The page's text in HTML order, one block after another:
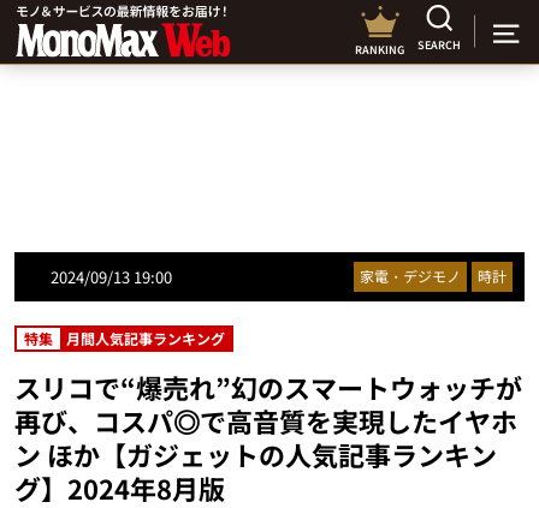
RANKING SEARCH
2024/09/13 19:00 家電・デジモノ 時計
特集 月間人気記事ランキング
スリコで“爆売れ”幻のスマートウォッチが
再び、コスパ◎で高音質を実現したイヤホ
ン ほか【ガジェットの人気記事ランキン
グ】2024年8月版